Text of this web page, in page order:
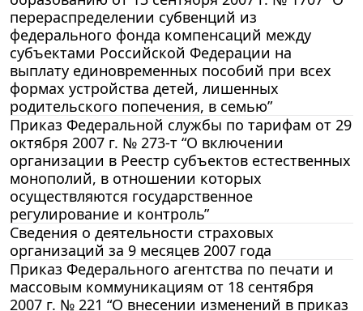
перераспределении субвенций из
федерального фонда компенсаций между
субъектами Российской Федерации на
выплату единовременных пособий при всех
формах устройства детей, лишенных
родительского попечения, в семью”
Приказ Федеральной службы по тарифам от 29
октября 2007 г. № 273-т “О включении
организации в Реестр субъектов естественных
монополий, в отношении которых
осуществляются государственное
регулирование и контроль”
Сведения о деятельности страховых
организаций за 9 месяцев 2007 года
Приказ Федерального агентства по печати и
массовым коммуникациям от 18 сентября
2007 г. № 221 “О внесении изменений в приказ